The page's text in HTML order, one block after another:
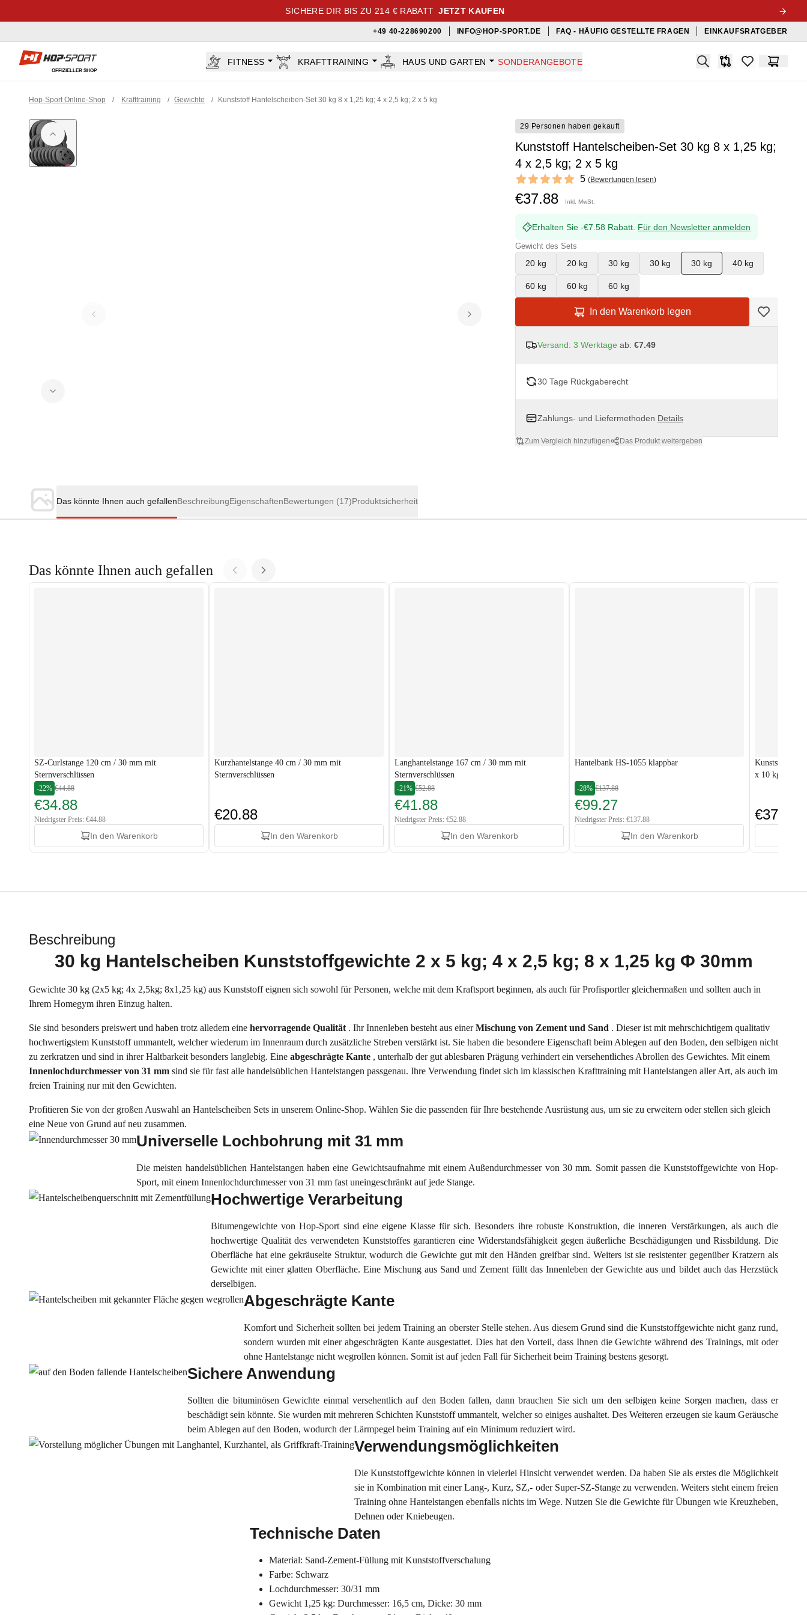
SICHERE DIR BIS ZU 214 € RABATT JETZT KAUFEN
+49 40-228690200 INFO@HOP-SPORT.DE FAQ - HÄUFIG GESTELLTE FRAGEN EINKAUFSRATGEBER
Hop-sport.at
OFFIZIELLER SHOP
FITNESS KRAFTTRAINING HAUS UND GARTEN SONDERANGEBOTE Search
Produkt-items in
Hop-Sport Online-Shop / Krafttraining / Gewichte / Kunststoff Hantelscheiben-Set 30 kg 8 x 1,25 kg; 4 x 2,5 kg; 2 x 5 kg
29 Personen haben gekauft
Kunststoff Hantelscheiben-Set 30 kg 8 x 1,25 kg;
4 x 2,5 kg; 2 x 5 kg
Reviews
5 out of 5 stars 5 (Bewertungen lesen)
€37.88 Inkl. MwSt.
Erhalten Sie -€7.58 Rabatt. Für den Newsletter anmelden
Gewicht des Sets
20 kg 20 kg 30 kg 30 kg 30 kg 40 kg
60 kg 60 kg 60 kg
In den Warenkorb legen
Versand: 3 Werktage ab: €7.49
30 Tage Rückgaberecht
Zahlungs- und Liefermethoden Details
Zum Vergleich hinzufügen Das Produkt weitergeben
Das könnte Ihnen auch gefallenBeschreibungEigenschaftenBewertungen (17)Produktsicherheit
Das könnte Ihnen auch gefallen
SZ-Curlstange 120 cm / 30 mm mit
Sternverschlüssen
-22% €44.88
€34.88
Niedrigster Preis: €44.88
In den Warenkorb
Kurzhantelstange 40 cm / 30 mm mit
Sternverschlüssen
€20.88
In den Warenkorb
Langhantelstange 167 cm / 30 mm mit
Sternverschlüssen
-21% €52.88
€41.88
Niedrigster Preis: €52.88
In den Warenkorb
Hantelbank HS-1055 klappbar
-28% €137.88
€99.27
Niedrigster Preis: €137.88
In den Warenkorb
Kunststoff
x 10 kg
€37.88
Beschreibung
30 kg Hantelscheiben Kunststoffgewichte 2 x 5 kg; 4 x 2,5 kg; 8 x 1,25 kg Φ 30mm
Gewichte 30 kg (2x5 kg; 4x 2,5kg; 8x1,25 kg) aus Kunststoff eignen sich sowohl für Personen, welche mit dem Kraftsport beginnen, als auch für Profisportler gleichermaßen und sollten auch in
Ihrem Homegym ihren Einzug halten.
Sie sind besonders preiswert und haben trotz alledem eine hervorragende Qualität . Ihr Innenleben besteht aus einerMischung von Zement und Sand . Dieser ist mit mehrschichtigem qualitativ
hochwertigstem Kunststoff ummantelt, welcher wiederum im Innenraum durch zusätzliche Streben verstärkt ist. Sie haben die besondere Eigenschaft beim Ablegen auf den Boden, den selbigen nicht
zu zerkratzen und sind in ihrer Haltbarkeit besonders langlebig. Eine abgeschrägte Kante , unterhalb der gut ablesbaren Prägung verhindert ein versehentliches Abrollen des Gewichtes. Mit einem
Innenlochdurchmesser von 31 mm sind sie für fast alle handelsüblichen Hantelstangen passgenau. Ihre Verwendung findet sich im klassischen Krafttraining mit Hantelstangen aller Art, als auch im
freien Training nur mit den Gewichten.
Profitieren Sie von der großen Auswahl an Hantelscheiben Sets in unserem Online-Shop. Wählen Sie die passenden für Ihre bestehende Ausrüstung aus, um sie zu erweitern oder stellen sich gleich
eine Neue von Grund auf neu zusammen.
Universelle Lochbohrung mit 31 mm
Die meisten handelsüblichen Hantelstangen haben eine Gewichtsaufnahme mit einem Außendurchmesser von 30 mm. Somit passen die Kunststoffgewichte von Hop-
Sport, mit einem Innenlochdurchmesser von 31 mm fast uneingeschränkt auf jede Stange.
Hochwertige Verarbeitung
Bitumengewichte von Hop-Sport sind eine eigene Klasse für sich. Besonders ihre robuste Konstruktion, die inneren Verstärkungen, als auch die
hochwertige Qualität des verwendeten Kunststoffes garantieren eine Widerstandsfähigkeit gegen äußerliche Beschädigungen und Rissbildung. Die
Oberfläche hat eine gekräuselte Struktur, wodurch die Gewichte gut mit den Händen greifbar sind. Weiters ist sie resistenter gegenüber Kratzern als
Gewichte mit einer glatten Oberfläche. Eine Mischung aus Sand und Zement füllt das Innenleben der Gewichte aus und bildet auch das Herzstück
derselbigen.
Abgeschrägte Kante
Komfort und Sicherheit sollten bei jedem Training an oberster Stelle stehen. Aus diesem Grund sind die Kunststoffgewichte nicht ganz rund,
sondern wurden mit einer abgeschrägten Kante ausgestattet. Dies hat den Vorteil, dass Ihnen die Gewichte während des Trainings, mit oder
ohne Hantelstange nicht wegrollen können. Somit ist auf jeden Fall für Sicherheit beim Training bestens gesorgt.
Sichere Anwendung
Sollten die bituminösen Gewichte einmal versehentlich auf den Boden fallen, dann brauchen Sie sich um den selbigen keine Sorgen machen, dass er
beschädigt sein könnte. Sie wurden mit mehreren Schichten Kunststoff ummantelt, welcher so einiges aushaltet. Des Weiteren erzeugen sie kaum Geräusche
beim Ablegen auf den Boden, wodurch der Lärmpegel beim Training auf ein Minimum reduziert wird.
Verwendungsmöglichkeiten
Die Kunststoffgewichte können in vielerlei Hinsicht verwendet werden. Da haben Sie als erstes die Möglichkeit
sie in Kombination mit einer Lang-, Kurz, SZ,- oder Super-SZ-Stange zu verwenden. Weiters steht einem freien
Training ohne Hantelstangen ebenfalls nichts im Wege. Nutzen Sie die Gewichte für Übungen wie Kreuzheben,
Dehnen oder Kniebeugen.
Technische Daten
Material: Sand-Zement-Füllung mit Kunststoffverschalung
Farbe: Schwarz
Lochdurchmesser: 30/31 mm
Gewicht 1,25 kg: Durchmesser: 16,5 cm, Dicke: 30 mm